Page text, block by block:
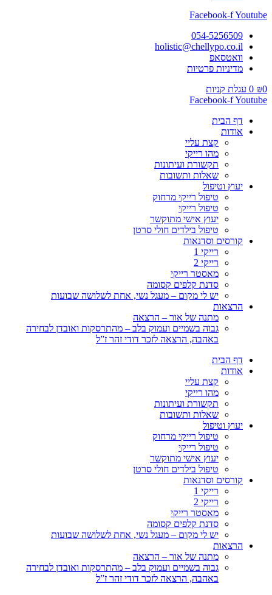
Facebook-fYoutube
054-5256509
holistic@chellypo.co.il
וואטסאפ
מדיניות פרטיות
₪0
0 עגלת קניות
Facebook-fYoutube
דף הבית
אודות
קצת עליי
מהו רייקי
תקשורת ועיתונות
שאלות ותשובות
יעוץ וטיפול
טיפול רייקי מרחוק
טיפול רייקי
יעוץ אישי מתוקשר
טיפול בילדים חולי סרטן
קורסים וסדנאות
רייקי 1
רייקי 2
מאסטר רייקי
סדנת קלפים קסומה
יש לי מקום – מעגל נשי, אחת לשלושה שבועות
הרצאות
מתנה של אור – הרצאה
גבוה בשמיים ועמוק בלב – מהתרסקות ואובדן לבחירה
באהבה, הרצאה לזכר דודי זהר ז”ל
דף הבית
אודות
קצת עליי
מהו רייקי
תקשורת ועיתונות
שאלות ותשובות
יעוץ וטיפול
טיפול רייקי מרחוק
טיפול רייקי
יעוץ אישי מתוקשר
טיפול בילדים חולי סרטן
קורסים וסדנאות
רייקי 1
רייקי 2
מאסטר רייקי
סדנת קלפים קסומה
יש לי מקום – מעגל נשי, אחת לשלושה שבועות
הרצאות
מתנה של אור – הרצאה
גבוה בשמיים ועמוק בלב – מהתרסקות ואובדן לבחירה
באהבה, הרצאה לזכר דודי זהר ז”ל